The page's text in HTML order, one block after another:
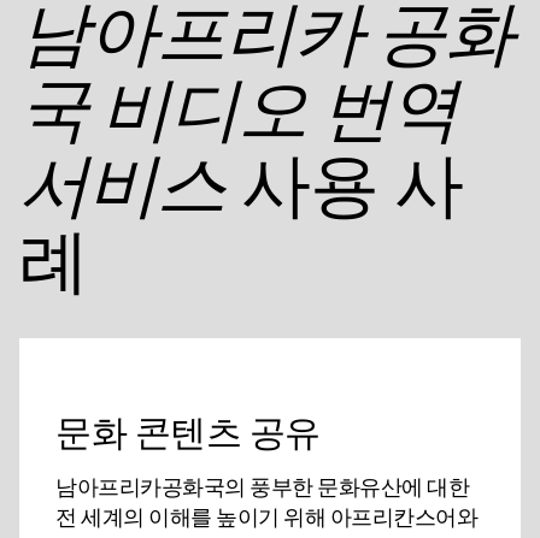
남아프리카 공화
국 비디오 번역
서비스사용 사
례
문화 콘텐츠 공유
남아프리카공화국의 풍부한 문화유산에 대한
전 세계의 이해를 높이기 위해 아프리칸스어와